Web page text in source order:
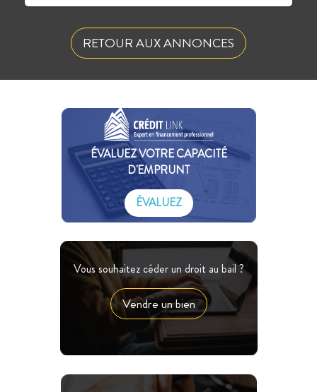
RETOUR AUX ANNONCES
ÉVALUEZ VOTRE CAPACITÉ
D'EMPRUNT
ÉVALUEZ
Vous souhaitez céder un droit au bail ?
Vendre un bien